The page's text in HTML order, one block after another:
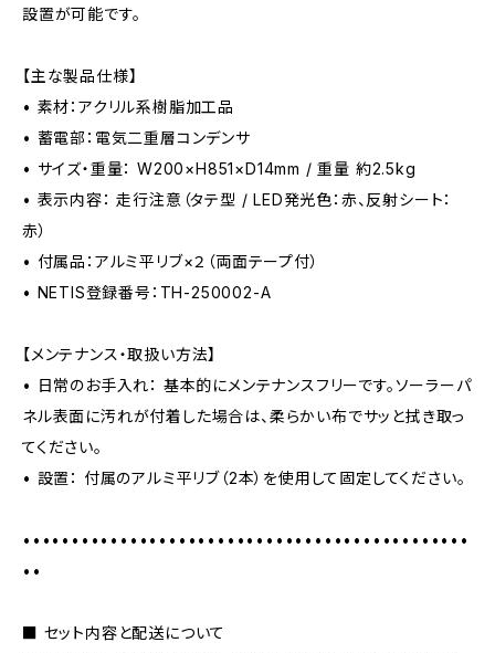
設置が可能です。
【主な製品仕様】
• 素材：アクリル系樹脂加工品
• 蓄電部：電気二重層コンデンサ
• サイズ・重量： W200×H851×D14mm / 重量 約2.5kg
• 表示内容： 走行注意（タテ型 / LED発光色：赤、反射シート：
赤）
• 付属品：アルミ平リブ×２（両面テープ付）
• NETIS登録番号：TH-250002-A
【メンテナンス・取扱い方法】
• 日常のお手入れ： 基本的にメンテナンスフリーです。ソーラーパ
ネル表面に汚れが付着した場合は、柔らかい布でサッと拭き取っ
てください。
• 設置： 付属のアルミ平リブ（2本）を使用して固定してください。
••••••••••••••••••••••••••••••••••••••••••••••
••
■ セット内容と配送について